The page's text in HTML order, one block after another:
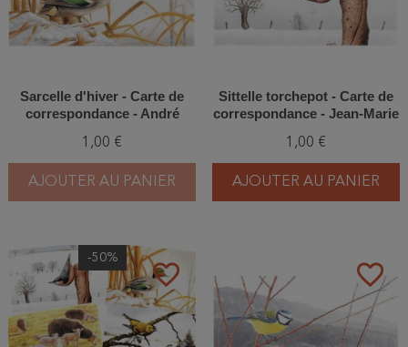
Sarcelle d'hiver - Carte de
correspondance - André
1,00 €
AJOUTER AU PANIER
Sittelle torchepot - Carte de
correspondance - Jean-Marie
1,00 €
AJOUTER AU PANIER
favorite_border
-50%
favorite_border